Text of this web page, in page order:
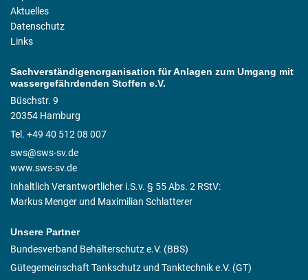
Aktuelles
Datenschutz
Links
Sachverständigenorganisation für Anlagen zum Umgang mit
wassergefährdenden Stoffen e.V.
Büschstr. 9
20354 Hamburg
Tel. +49 40 512 08 007
sws@sws-sv.de
www.sws-sv.de
Inhaltlich Verantwortlicher i.S.v. § 55 Abs. 2 RStV:
Markus Menger und Maximilian Schlatterer
Unsere Partner
Bundesverband Behälterschutz e.V. (BBS)
Gütegemeinschaft Tankschutz und Tanktechnik e.V. (GT)